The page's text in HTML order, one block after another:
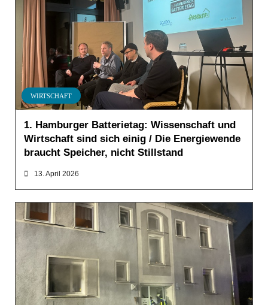
WIRTSCHAFT
1. Hamburger Batterietag: Wissenschaft und
Wirtschaft sind sich einig / Die Energiewende
braucht Speicher, nicht Stillstand
13. April 2026